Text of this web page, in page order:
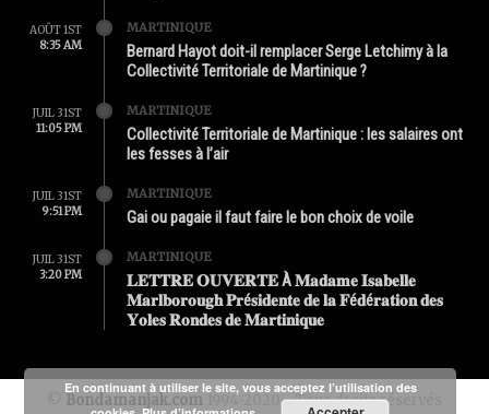
AOÛT 1ST
8:35 AM
MARTINIQUE
Bernard Hayot doit-il remplacer Serge Letchimy à la
Collectivité Territoriale de Martinique ?
JUIL 31ST
11:05 PM
MARTINIQUE
Collectivité Territoriale de Martinique : les salaires ont
les fesses à l’air
JUIL 31ST
9:51 PM
MARTINIQUE
Gai ou pagaie il faut faire le bon choix de voile
JUIL 31ST
3:20 PM
MARTINIQUE
𝐋𝐄𝐓𝐓𝐑𝐄 𝐎𝐔𝐕𝐄𝐑𝐓𝐄 À 𝐌𝐚𝐝𝐚𝐦𝐞 𝐈𝐬𝐚𝐛𝐞𝐥𝐥𝐞
𝐌𝐚𝐫𝐥𝐛𝐨𝐫𝐨𝐮𝐠𝐡 𝐏𝐫é𝐬𝐢𝐝𝐞𝐧𝐭𝐞 𝐝𝐞 𝐥𝐚 𝐅é𝐝é𝐫𝐚𝐭𝐢𝐨𝐧 𝐝𝐞𝐬
𝐘𝐨𝐥𝐞𝐬 𝐑𝐨𝐧𝐝𝐞𝐬 𝐝𝐞 𝐌𝐚𝐫𝐭𝐢𝐧𝐢𝐪𝐮𝐞
Bondamanjak.com 1994-2020 - Tous droits réservés
En continuant à utiliser le site, vous acceptez l’utilisation des